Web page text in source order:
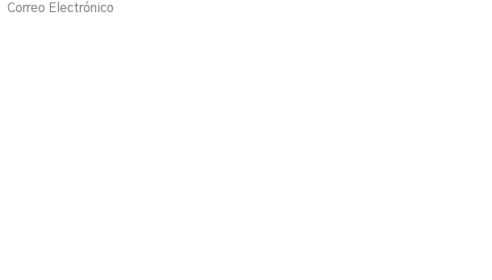
Correo Electrónico